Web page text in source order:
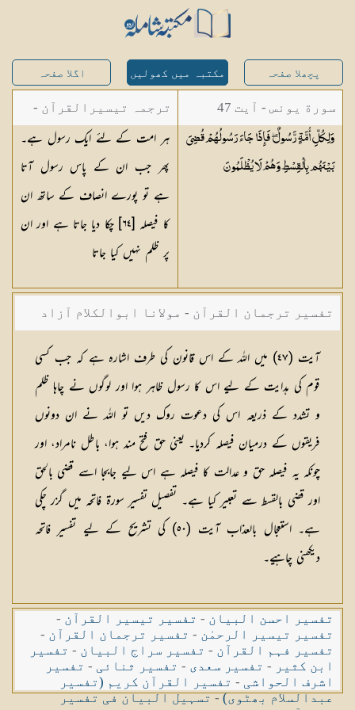
پچھلا صفحہ مکتبہ میں کھولیں اگلا صفحہ
سورة یونس - آیت 47
وَلِكُلِّ أُمَّةٍ رَّسُولٌ ۖ فَإِذَا جَاءَ رَسُولُهُمْ قُضِيَ
بَيْنَهُم بِالْقِسْطِ وَهُمْ لَايُظْلَمُونَ
ترجمہ تیسیرالقرآن -
مولانا عبد الرحمن
کیلانی
ہر امت کے لئے ایک رسول ہے۔
پھر جب ان کے پاس رسول آتا
ہے تو پورے انصاف کے ساتھ ان
کا فیصلہ [٦٤] چکا دیا جاتا ہے اور ان
پر ظلم نہیں کیا جاتا
تفسیر ترجمان القرآن - مولانا ابوالکلام آزاد
آیت (٤٧) میں اللہ کے اس قانون کی طرف اشارہ ہے کہ جب کسی
قوم کی ہدایت کے لیے اس کا رسول ظاہر ہوا اور لوگوں نے چاہا ظلم
و تشدد کے ذریعہ اس کی دعوت روک دیں تو اللہ نے ان دونوں
فریقوں کے درمیان فیصلہ کردیا۔ یعنی حق فتح مند ہوا، باطل نامراد، اور
چونکہ یہ فیصلہ حق و عدالت کا فیصلہ ہے اس لیے جابجا اسے قضی بالحق
اور قضی بالقسط سے تعبیر کیا ہے۔ تفصیل تفسیر سورۃ فاتحہ میں گزر چکی
ہے۔ استعجال بالعذاب آیت (٥٠) کی تشریح کے لیے تفسیر فاتحہ
دیکھنی چاہیے۔
تفسیر احسن البیان - تفسیر تیسیر القرآن -
تفسیر تیسیر الرحمٰن - تفسیر ترجمان القرآن -
تفسیر فہم القرآن - تفسیر سراج البیان - تفسیر
ابن کثیر - تفسیر سعدی - تفسیر ثنائی - تفسیر
اشرف الحواشی - تفسیر القرآن کریم (تفسیر
عبدالسلام بھٹوی)-تسہیل البیان فی تفسیر